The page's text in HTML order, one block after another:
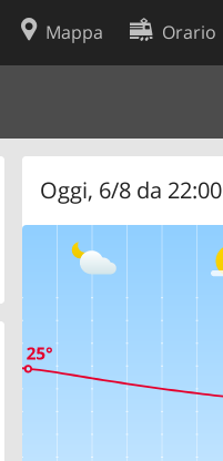
Mappa Orario
Oggi, 6/8 da 22:00